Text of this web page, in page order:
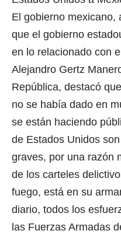
El gobierno mexicano,
que el gobierno
en lo relacionado con
Alejandro Gertz
República, destacó
no se había dado en
se están haciendo
de Estados Unidos
graves, por una razón
de los carteles
fuego, está en su
diario, todos los
las Fuerzas Armadas